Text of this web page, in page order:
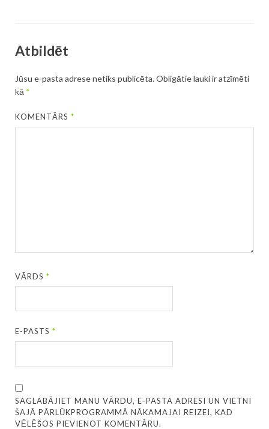
Atbildēt
Jūsu e-pasta adrese netiks publicēta.Obligātie lauki ir atzīmēti
kā *
KOMENTĀRS*
VĀRDS*
E-PASTS*
SAGLABĀJIET MANU VĀRDU, E-PASTA ADRESI UN VIETNI
ŠAJĀ PĀRLŪKPROGRAMMĀ NĀKAMAJAI REIZEI, KAD
VĒLĒŠOS PIEVIENOT KOMENTĀRU.